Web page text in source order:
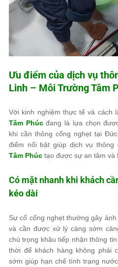
Ưu điểm của dịch vụ
Linh – Môi Trường Tâm
Với kinh nghiệm thực tế và cách
Tâm Phúcđang là lựa chọn
khi cần thông cống nghẹt tại
điểm nổi bật giúp dịch vụ
Tâm Phúc tạo được sự an tâm và
Có mặt nhanh khi khách
kéo dài
Sự cố cống nghẹt thường gây
và cần được xử lý càng sớm
chú trọng khâu tiếp nhận thông
thời để khách hàng không phải
sớm giúp hạn chế tình trạng